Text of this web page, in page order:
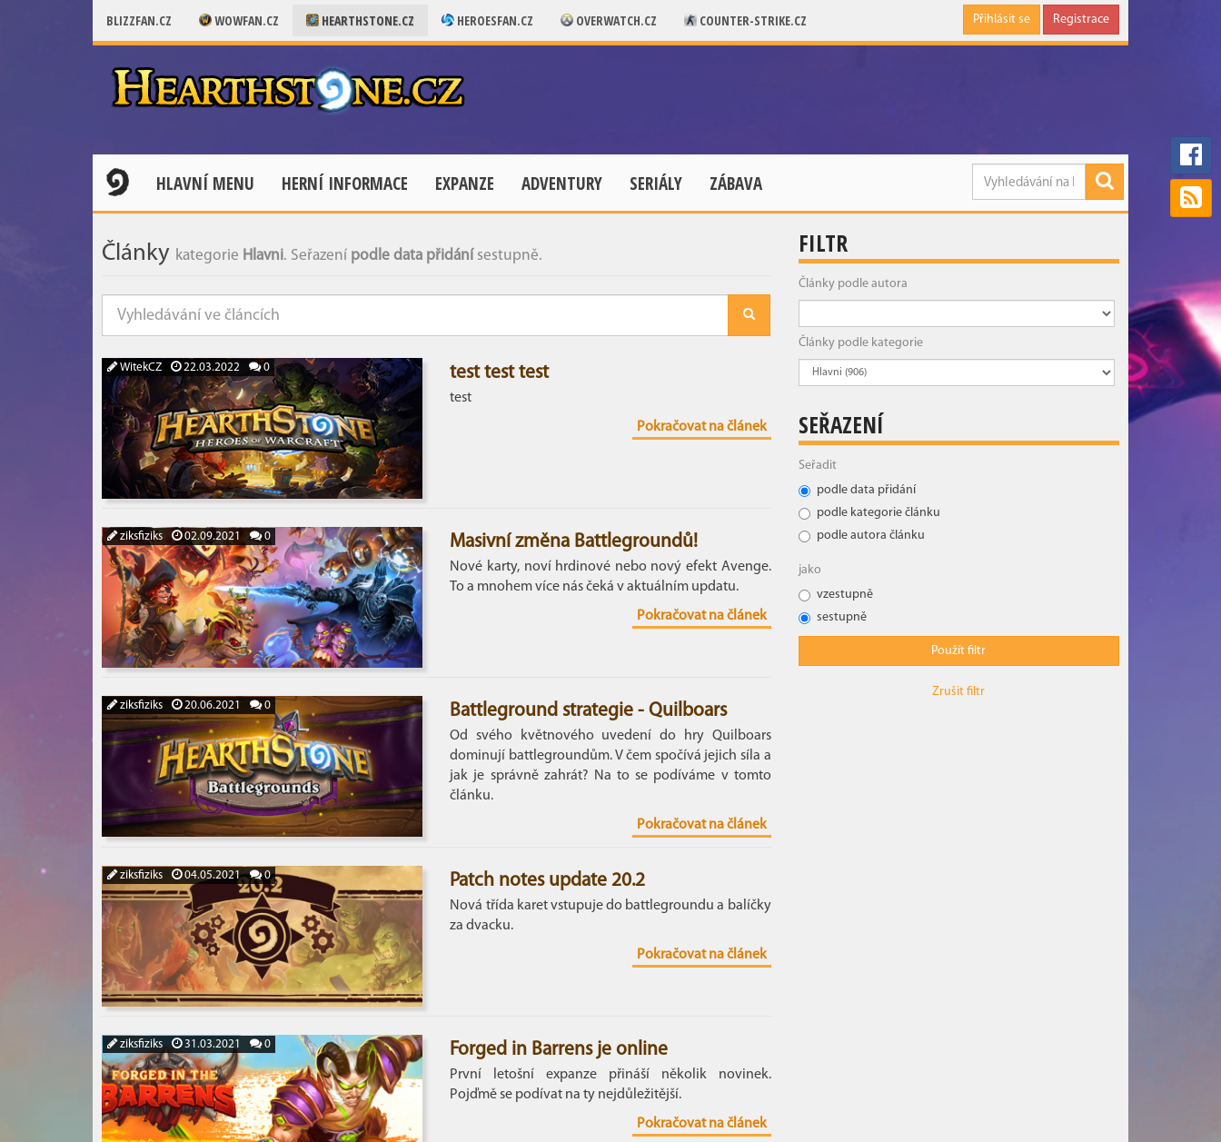
BLIZZFAN.CZ WOWFAN.CZ HEARTHSTONE.CZ HEROESFAN.CZ OVERWATCH.CZ COUNTER-STRIKE.CZ Přihlásit se Registrace
HLAVNÍ MENU HERNÍ INFORMACE EXPANZE ADVENTURY SERIÁLY ZÁBAVA
Články kategorie Hlavni. Seřazení podle data přidání sestupně.
WitekCZ 22.03.2022 0 test test test
test
Pokračovat na článek
ziksfiziks 02.09.2021 0 Masivní změna Battlegroundů!
Nové karty, noví hrdinové nebo nový efekt Avenge.
To a mnohem více nás čeká v aktuálním updatu.
Pokračovat na článek
ziksfiziks 20.06.2021 0 Battleground strategie - Quilboars
Od svého květnového uvedení do hry Quilboars
dominují battlegroundům. V čem spočívá jejich síla a
jak je správně zahrát? Na to se podíváme v tomto
článku.
Pokračovat na článek
ziksfiziks 04.05.2021 0 Patch notes update 20.2
Nová třída karet vstupuje do battlegroundu a balíčky
za dvacku.
Pokračovat na článek
ziksfiziks 31.03.2021 0 Forged in Barrens je online
První letošní expanze přináší několik novinek.
Pojďmě se podívat na ty nejdůležitější.
Pokračovat na článek
FILTR
Články podle autora
Články podle kategorie
SEŘAZENÍ
Seřadit
podle data přidání
podle kategorie článku
podle autora článku
jako
vzestupně
sestupně
Použít filtr
Zrušit filtr